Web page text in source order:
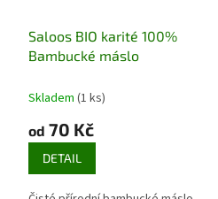
Saloos BIO karité 100%
Bambucké máslo
Skladem (1 ks)
od 70 Kč
DETAIL